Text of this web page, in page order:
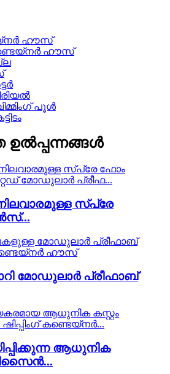
ഹൗസ്
ഹൗസ്
പൂൾ
സ്പ്രേ
മോഡുലാർ പ്രീഫാബ്
ആധുനിക